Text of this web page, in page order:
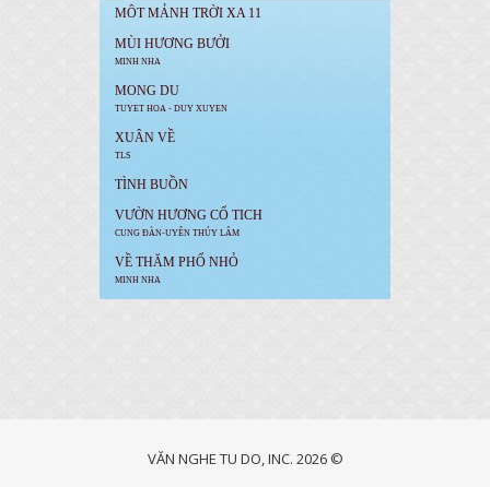
MÔT MẢNH TRỜI XA 11
MÙI HƯƠNG BƯỞI
MINH NHA
MONG DU
TUYET HOA - DUY XUYEN
XUÂN VỀ
TLS
TÌNH BUỒN
VƯỜN HƯƠNG CỔ TICH
CUNG ĐÀN-UYÊN THÚY LÂM
VỀ THĂM PHỐ NHỎ
MINH NHA
VĂN NGHE TU DO, INC. 2026 ©